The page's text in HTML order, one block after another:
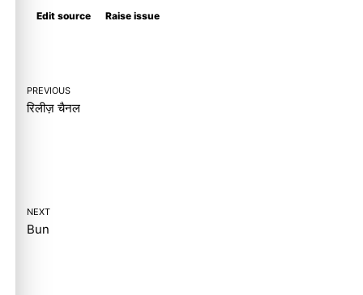
Edit source Raise issue
PREVIOUS
रिलीज़ चैनल
NEXT
Bun